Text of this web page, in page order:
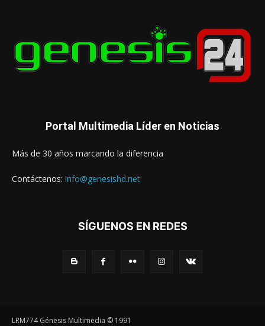
Portal Multimedia Líder en Noticias
Más de 30 años marcando la diferencia
Contáctenos: info@genesishd.net
SÍGUENOS EN REDES
LRM774 Génesis Multimedia © 1991